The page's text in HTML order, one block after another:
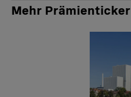
Mehr Prämienticker